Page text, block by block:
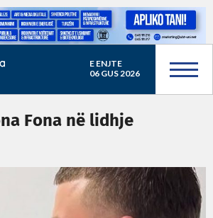
E ENJTE
06 GUS 2026
Fona në lidhje